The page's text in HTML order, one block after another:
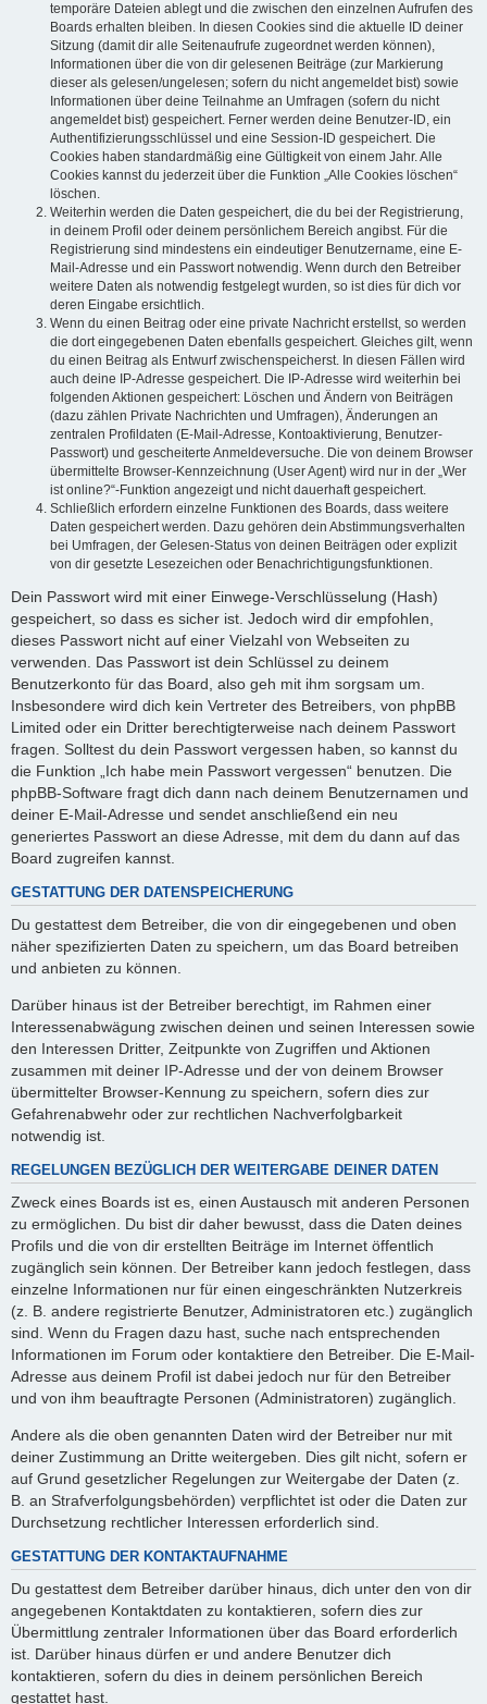
temporäre Dateien ablegt und die zwischen den einzelnen Aufrufen des
Boards erhalten bleiben. In diesen Cookies sind die aktuelle ID deiner
Sitzung (damit dir alle Seitenaufrufe zugeordnet werden können),
Informationen über die von dir gelesenen Beiträge (zur Markierung
dieser als gelesen/ungelesen; sofern du nicht angemeldet bist) sowie
Informationen über deine Teilnahme an Umfragen (sofern du nicht
angemeldet bist) gespeichert. Ferner werden deine Benutzer-ID, ein
Authentifizierungsschlüssel und eine Session-ID gespeichert. Die
Cookies haben standardmäßig eine Gültigkeit von einem Jahr. Alle
Cookies kannst du jederzeit über die Funktion „Alle Cookies löschen“
löschen.
Weiterhin werden die Daten gespeichert, die du bei der Registrierung,
in deinem Profil oder deinem persönlichem Bereich angibst. Für die
Registrierung sind mindestens ein eindeutiger Benutzername, eine E-
Mail-Adresse und ein Passwort notwendig. Wenn durch den Betreiber
weitere Daten als notwendig festgelegt wurden, so ist dies für dich vor
deren Eingabe ersichtlich.
Wenn du einen Beitrag oder eine private Nachricht erstellst, so werden
die dort eingegebenen Daten ebenfalls gespeichert. Gleiches gilt, wenn
du einen Beitrag als Entwurf zwischenspeicherst. In diesen Fällen wird
auch deine IP-Adresse gespeichert. Die IP-Adresse wird weiterhin bei
folgenden Aktionen gespeichert: Löschen und Ändern von Beiträgen
(dazu zählen Private Nachrichten und Umfragen), Änderungen an
zentralen Profildaten (E-Mail-Adresse, Kontoaktivierung, Benutzer-
Passwort) und gescheiterte Anmeldeversuche. Die von deinem Browser
übermittelte Browser-Kennzeichnung (User Agent) wird nur in der „Wer
ist online?“-Funktion angezeigt und nicht dauerhaft gespeichert.
Schließlich erfordern einzelne Funktionen des Boards, dass weitere
Daten gespeichert werden. Dazu gehören dein Abstimmungsverhalten
bei Umfragen, der Gelesen-Status von deinen Beiträgen oder explizit
von dir gesetzte Lesezeichen oder Benachrichtigungsfunktionen.
Dein Passwort wird mit einer Einwege-Verschlüsselung (Hash)
gespeichert, so dass es sicher ist. Jedoch wird dir empfohlen,
dieses Passwort nicht auf einer Vielzahl von Webseiten zu
verwenden. Das Passwort ist dein Schlüssel zu deinem
Benutzerkonto für das Board, also geh mit ihm sorgsam um.
Insbesondere wird dich kein Vertreter des Betreibers, von phpBB
Limited oder ein Dritter berechtigterweise nach deinem Passwort
fragen. Solltest du dein Passwort vergessen haben, so kannst du
die Funktion „Ich habe mein Passwort vergessen“ benutzen. Die
phpBB-Software fragt dich dann nach deinem Benutzernamen und
deiner E-Mail-Adresse und sendet anschließend ein neu
generiertes Passwort an diese Adresse, mit dem du dann auf das
Board zugreifen kannst.
GESTATTUNG DER DATENSPEICHERUNG
Du gestattest dem Betreiber, die von dir eingegebenen und oben
näher spezifizierten Daten zu speichern, um das Board betreiben
und anbieten zu können.
Darüber hinaus ist der Betreiber berechtigt, im Rahmen einer
Interessenabwägung zwischen deinen und seinen Interessen sowie
den Interessen Dritter, Zeitpunkte von Zugriffen und Aktionen
zusammen mit deiner IP-Adresse und der von deinem Browser
übermittelter Browser-Kennung zu speichern, sofern dies zur
Gefahrenabwehr oder zur rechtlichen Nachverfolgbarkeit
notwendig ist.
REGELUNGEN BEZÜGLICH DER WEITERGABE DEINER DATEN
Zweck eines Boards ist es, einen Austausch mit anderen Personen
zu ermöglichen. Du bist dir daher bewusst, dass die Daten deines
Profils und die von dir erstellten Beiträge im Internet öffentlich
zugänglich sein können. Der Betreiber kann jedoch festlegen, dass
einzelne Informationen nur für einen eingeschränkten Nutzerkreis
(z. B. andere registrierte Benutzer, Administratoren etc.) zugänglich
sind. Wenn du Fragen dazu hast, suche nach entsprechenden
Informationen im Forum oder kontaktiere den Betreiber. Die E-Mail-
Adresse aus deinem Profil ist dabei jedoch nur für den Betreiber
und von ihm beauftragte Personen (Administratoren) zugänglich.
Andere als die oben genannten Daten wird der Betreiber nur mit
deiner Zustimmung an Dritte weitergeben. Dies gilt nicht, sofern er
auf Grund gesetzlicher Regelungen zur Weitergabe der Daten (z.
B. an Strafverfolgungsbehörden) verpflichtet ist oder die Daten zur
Durchsetzung rechtlicher Interessen erforderlich sind.
GESTATTUNG DER KONTAKTAUFNAHME
Du gestattest dem Betreiber darüber hinaus, dich unter den von dir
angegebenen Kontaktdaten zu kontaktieren, sofern dies zur
Übermittlung zentraler Informationen über das Board erforderlich
ist. Darüber hinaus dürfen er und andere Benutzer dich
kontaktieren, sofern du dies in deinem persönlichen Bereich
gestattet hast.